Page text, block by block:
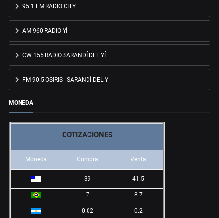
95.1 FM RADIO CITY
AM 960 RADIO YÍ
CW 155 RADIO SARANDÍ DEL YÍ
FM 90.5 OSIRIS - SARANDÍ DEL YÍ
MONEDA
COTIZACIONES
Moneda Compra Venta
39 41.5
7 8.7
0.02 0.2